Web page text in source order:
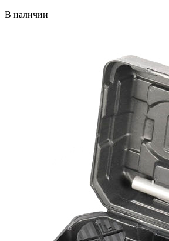
В наличии